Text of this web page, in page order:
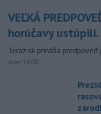
VEĽKÁ
horúčavy ustúpili.
Teraz.sk prináša
dnes 16:00